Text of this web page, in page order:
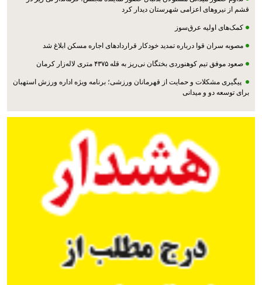
قشم از نیروهای اعزامی شهرستان دیدار کرد
کمک‌های اولیه عرق‌سوز
مصوبه سران قوا درباره تمدید خودکار قراردادهای اجاره مسکن ابلاغ شد
صعود موفق تیم کوهنوردی بختگان نی‌ریز به قله ۴۳۷۵ متری لاله‌زار کرمان
پیگیری مشکلات و حمایت از قهرمانان ورزشی؛ برنامه ویژه اداره ورزش استهبان
برای توسعه دو و میدانی